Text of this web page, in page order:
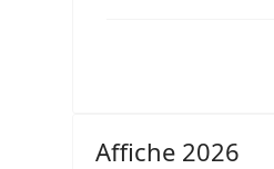
Affiche 2026